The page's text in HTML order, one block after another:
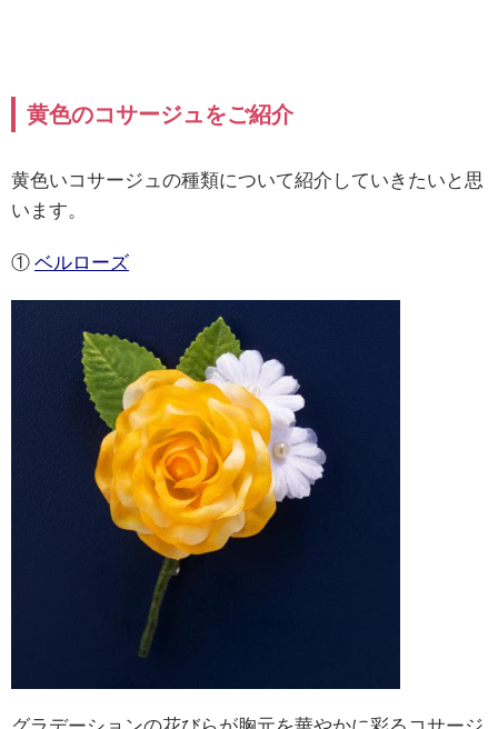
黄色のコサージュをご紹介
黄色いコサージュの種類について紹介していきたいと思
います。
① ベルローズ